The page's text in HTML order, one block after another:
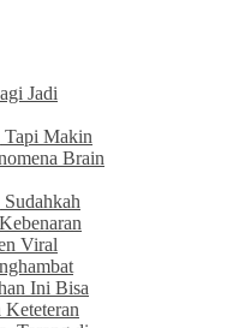
Jadi
Tapi Makin
Brain
Viral
Ini Bisa